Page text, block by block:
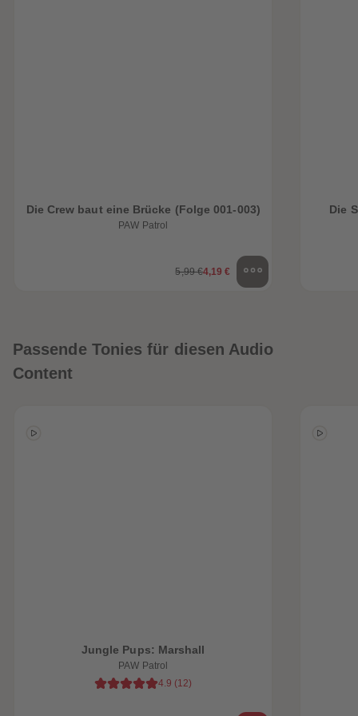
Die Crew baut eine Brücke (Folge 001-003)
PAW Patrol
5,99 €4,19 €
Die
Passende Tonies für diesen Audio
Content
Jungle Pups: Marshall
PAW Patrol
4.9 (12)